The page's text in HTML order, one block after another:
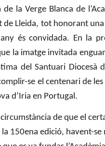
de la Verge Blanca de
de Lleida, tot honorant
és convidada. En la
la imatge invitada
del Santuari Diocesà
se el centenari de
d’Iria en Portugal.
circumstància de que el
150ena edició, havent-se